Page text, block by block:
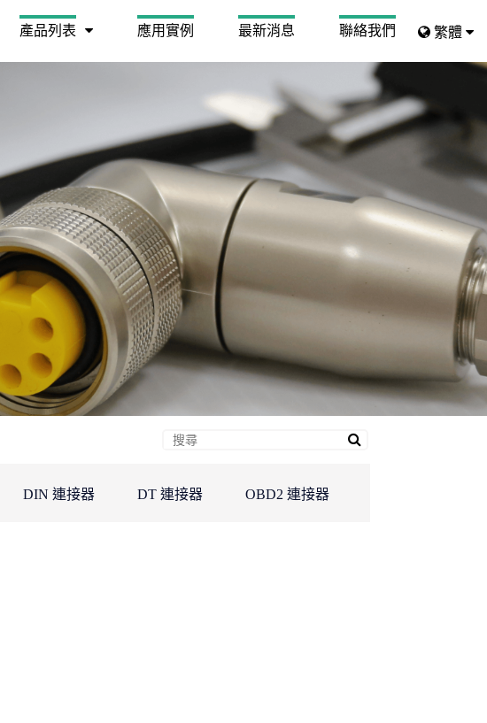
產品列表 應用實例 最新消息 聯絡我們 繁體
DIN 連接器 DT 連接器 OBD2 連接器